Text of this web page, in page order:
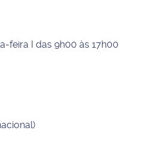
feira I das 9h00 às 17h00